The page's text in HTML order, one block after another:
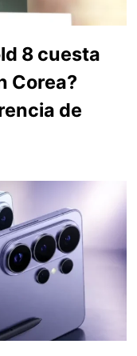
8 cuesta
Corea?
de